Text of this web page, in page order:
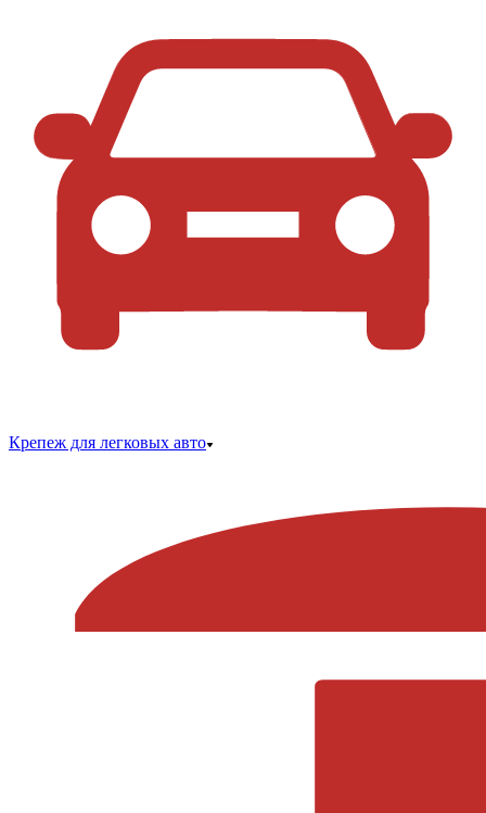
Крепеж для легковых авто